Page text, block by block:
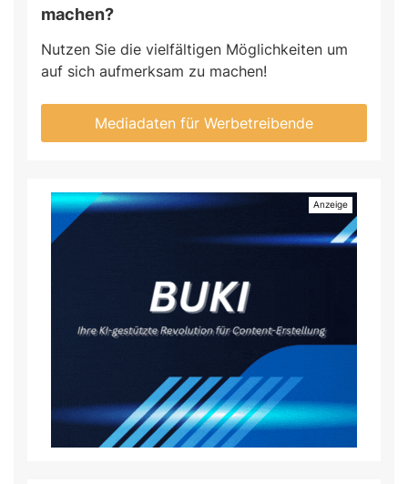
machen?
Nutzen Sie die vielfältigen Möglichkeiten um
auf sich aufmerksam zu machen!
Mediadaten für Werbetreibende